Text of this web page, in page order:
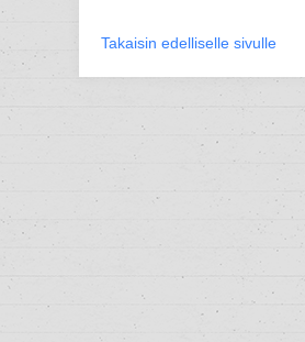
Takaisin edelliselle sivulle